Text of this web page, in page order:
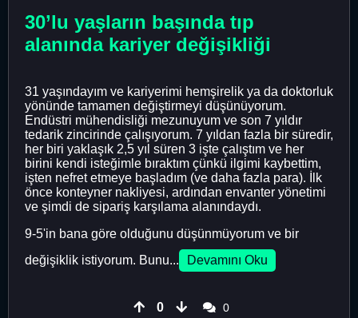
30’lu yaşların başında tıp
alanında kariyer değişikliği
31 yaşındayım ve kariyerimi hemşirelik ya da doktorluk
yönünde tamamen değiştirmeyi düşünüyorum.
Endüstri mühendisliği mezunuyum ve son 7 yıldır
tedarik zincirinde çalışıyorum. 7 yıldan fazla bir süredir,
her biri yaklaşık 2,5 yıl süren 3 işte çalıştım ve her
birini kendi isteğimle bıraktım çünkü ilgimi kaybettim,
işten nefret etmeye başladım (ve daha fazla para). İlk
önce konteyner nakliyesi, ardından envanter yönetimi
ve şimdi de sipariş karşılama alanındaydı.
9-5'in bana göre olduğunu düşünmüyorum ve bir
değişiklik istiyorum. Bunu...
Devamını Oku
0
0